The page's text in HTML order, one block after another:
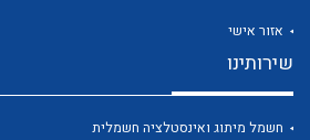
אזור אישי
שירותינו
חשמל מיתוג ואינסטלציה חשמלית